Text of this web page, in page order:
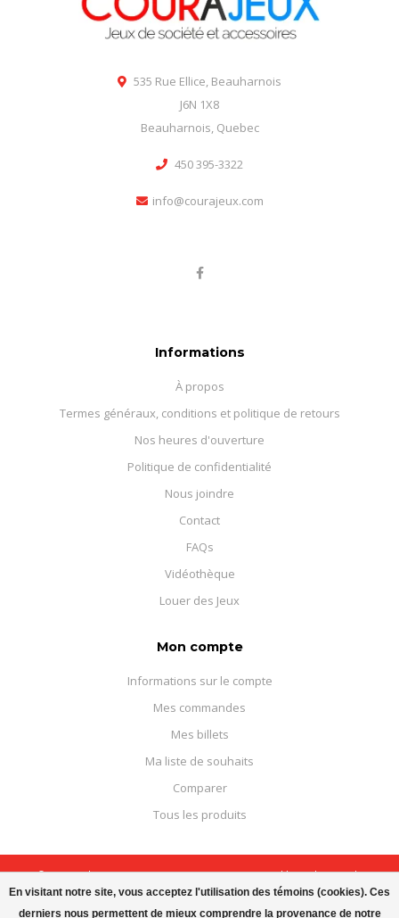
En visitant notre site, vous acceptez l'utilisation des témoins (cookies). Ces
derniers nous permettent de mieux comprendre la provenance de notre
535 Rue Ellice, Beauharnois
J6N 1X8
Beauharnois, Quebec
450 395-3322
info@courajeux.com
Informations
À propos
Termes généraux, conditions et politique de retours
Nos heures d'ouverture
Politique de confidentialité
Nous joindre
Contact
FAQs
Vidéothèque
Louer des Jeux
Mon compte
Informations sur le compte
Mes commandes
Mes billets
Ma liste de souhaits
Comparer
Tous les produits
© Copyright 2026 Boutique Courajeux - Powered byLightspeed-
Theme byDyvelopment